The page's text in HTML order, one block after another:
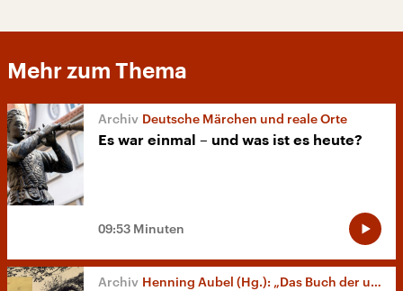
Mehr zum Thema
Deutsche Märchen und reale Orte
Es war einmal – und was ist es heute?
09:53 Minuten
Henning Aubel (Hg.): „Das Buch der unheimlichen Orte in Deutschland“